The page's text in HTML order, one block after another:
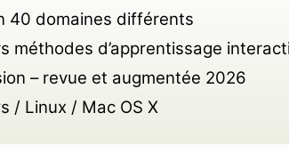
40 domaines différents
méthodes d’apprentissage
– revue et augmentée 2026
/ Linux / Mac OS X